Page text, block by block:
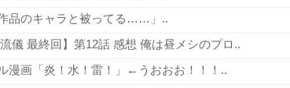
品のキャラと被ってる……」..
儀 最終回】第12話 感想 俺は昼メシのプロ..
漫画「炎！水！雷！」←うおおお！！！..